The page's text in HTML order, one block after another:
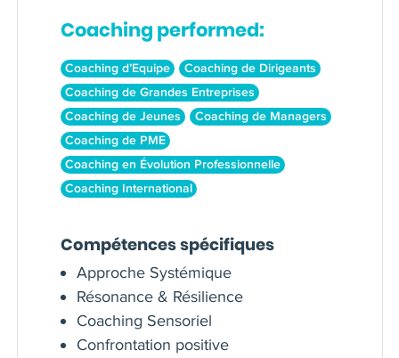
Coaching performed:
Coaching d’Equipe
Coaching de Dirigeants
Coaching de Grandes Entreprises
Coaching de Jeunes
Coaching de Managers
Coaching de PME
Coaching en Évolution Professionnelle
Coaching International
Compétences spécifiques
Approche Systémique
Résonance & Résilience
Coaching Sensoriel
Confrontation positive